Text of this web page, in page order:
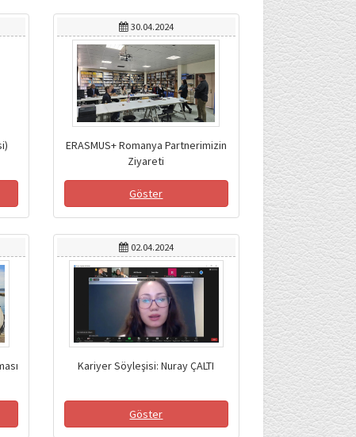
30.04.2024
ERASMUS+ Romanya Partnerimizin
Ziyareti
Göster
02.04.2024
Kariyer Söyleşisi: Nuray ÇALTI
Göster